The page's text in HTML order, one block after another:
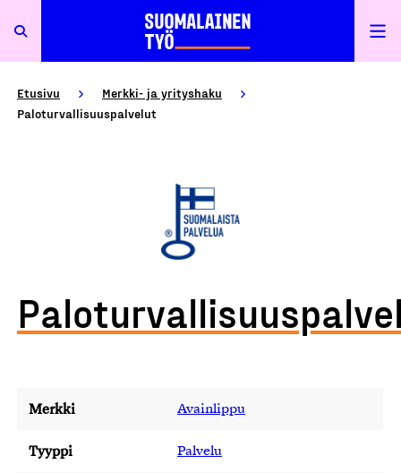
Etusivu
Merkki- ja yrityshaku
Paloturvallisuuspalvelut
Merkki Avainlippu
Tyyppi Palvelu